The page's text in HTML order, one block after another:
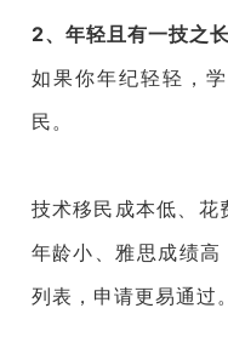
2、年轻且有一技之长
如果你年纪轻轻，
民。
技术移民成本低、花
年龄小、雅思成绩
列表，申请更易通过。